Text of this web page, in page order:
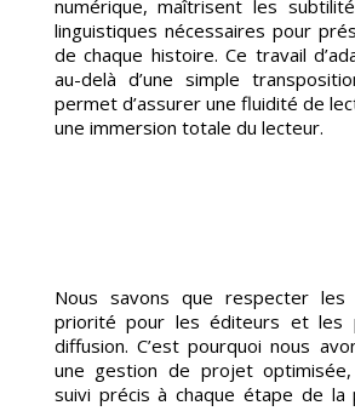
numérique, maîtrisent les
linguistiques nécessaires pour
de chaque histoire. Ce travail
au-delà d’une simple
permet d’assurer une fluidité de
une immersion totale du lecteur.
Nous savons que respecter
priorité pour les éditeurs et les
diffusion. C’est pourquoi nous
une gestion de projet
suivi précis à chaque étape de la